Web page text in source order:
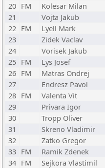
20 FM Kolesar Milan
21
Vojta Jakub
22 FM Lyell Mark
23
Zidek Vaclav
24
Vorisek Jakub
25 FM Lys Josef
26 FM Matras Ondrej
27
Endresz Pavol
28 FM Valenta Vit
29
Privara Igor
30
Tropp Oliver
31
Skreno Vladimir
32
Zatko Gregor
33 FM Ramik Zdenek
34 FM Sejkora Vlastimil